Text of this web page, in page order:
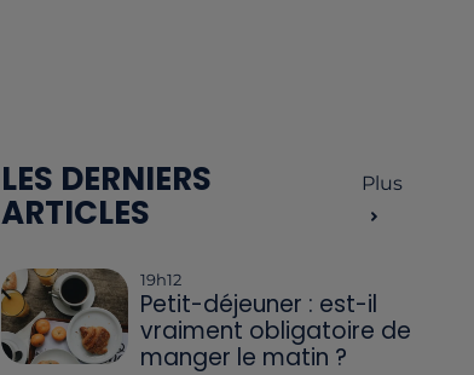
LES DERNIERS
ARTICLES
Plus
19h12
Petit-déjeuner : est-il
vraiment obligatoire de
manger le matin ?